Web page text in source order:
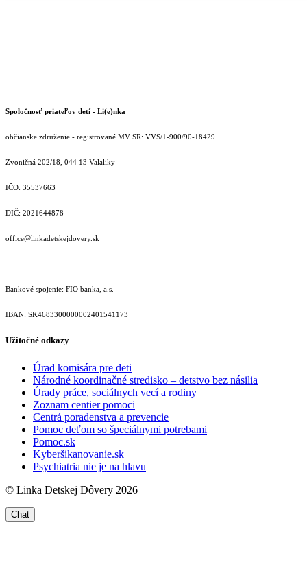
Spoločnosť priateľov detí - Li(e)nka
občianske združenie - registrované MV SR: VVS/1-900/90-18429
Zvoničná 202/18, 044 13 Valaliky
IČO: 35537663
DIČ: 2021644878
office@linkadetskejdovery.sk
Bankové spojenie: FIO banka, a.s.
IBAN: SK46833000000­02401541173
Užitočné odkazy
Úrad komisára pre deti
Národné koordinačné stredisko – detstvo bez násilia
Úrady práce, sociálnych vecí a rodiny
Zoznam centier pomoci
Centrá poradenstva a prevencie
Pomoc deťom so špeciálnymi potrebami
Pomoc.sk
Kyberšikanovanie.sk
Psychiatria nie je na hlavu
© Linka Detskej Dôvery 2026